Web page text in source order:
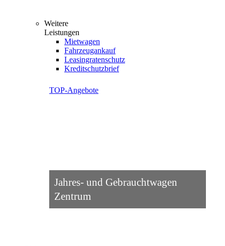
Weitere
Leistungen
Mietwagen
Fahrzeugankauf
Leasingratenschutz
Kreditschutzbrief
TOP-Angebote
Jahres- und Gebrauchtwagen
Zentrum